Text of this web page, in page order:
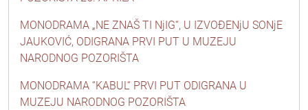
MONODRAMA „NE ZNAŠ TI NjIG“, U IZVOĐENjU SONjE
JAUKOVIĆ, ODIGRANA PRVI PUT U MUZEJU
NARODNOG POZORIŠTA
MONODRAMA “KABUL“ PRVI PUT ODIGRANA U
MUZEJU NARODNOG POZORIŠTA